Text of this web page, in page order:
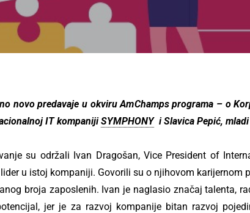
novo predavaje u okviru AmChamps programa – o
IT kompanijiSYMPHONYi Slavica Pepić,
su održali Ivan Dragošan, Vice President of
u istoj kompaniji. Govorili su o njihovom karijernom
broja zaposlenih. Ivan je naglasio značaj talenta,
jer je za razvoj kompanije bitan razvoj